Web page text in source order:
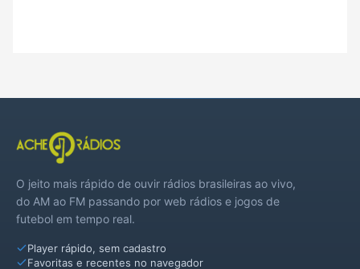
O jeito mais rápido de ouvir rádios brasileiras ao vivo,
do AM ao FM passando por web rádios e jogos de
futebol em tempo real.
Player rápido, sem cadastro
Favoritas e recentes no navegador